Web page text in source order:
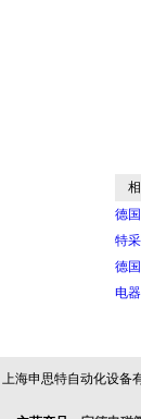
相
德
特
德
电
上海申思特自动化设备